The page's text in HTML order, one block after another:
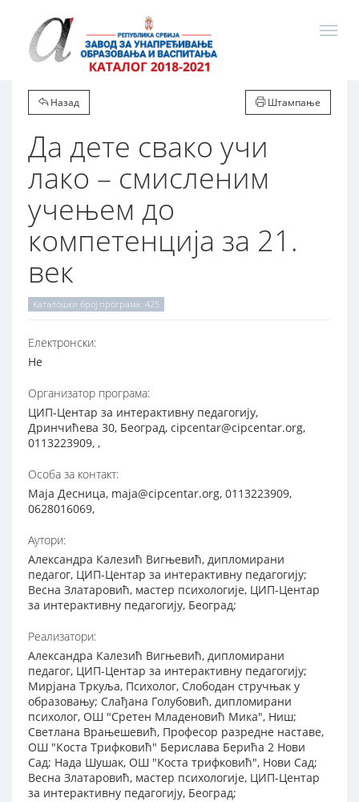
Назад Штампање
Да дете свако учи
лако – смисленим
учењем до
компетенција за 21.
век
Каталошки број програма: 425
Електронски:
Не
Организатор програма:
ЦИП-Центар за интерактивну педагогију,
Дринчићева 30, Београд, cipcentar@cipcentar.org,
0113223909, ,
Особа за контакт:
Маја Десница, maja@cipcentar.org, 0113223909,
0628016069,
Аутори:
Александра Калезић Вигњевић, дипломирани
педагог, ЦИП-Центар за интерактивну педагогију;
Весна Златаровић, мастер психологије, ЦИП-Центар
за интерактивну педагогију, Београд;
Реализатори:
Александра Калезић Вигњевић, дипломирани
педагог, ЦИП-Центар за интерактивну педагогију;
Мирјана Тркуља, Психолог, Слободан стручњак у
образовању; Слађана Голубовић, дипломирани
психолог, ОШ "Сретен Младеновић Мика", Ниш;
Светлана Врањешевић, Професор разредне наставе,
ОШ "Коста Трифковић" Берислава Берића 2 Нови
Сад; Нада Шушак, ОШ "Коста трифковић", Нови Сад;
Весна Златаровић, мастер психологије, ЦИП-Центар
за интерактивну педагогију, Београд;